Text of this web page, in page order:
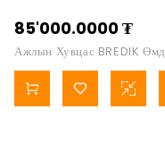
85'000.0000₮
Ажлын Хувцас BREDIK Өмд